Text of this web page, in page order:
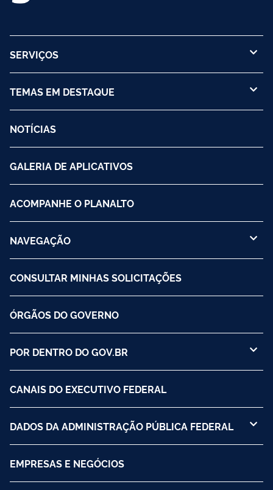
SERVIÇOS
TEMAS EM DESTAQUE
NOTÍCIAS
GALERIA DE APLICATIVOS
ACOMPANHE O PLANALTO
NAVEGAÇÃO
CONSULTAR MINHAS SOLICITAÇÕES
ÓRGÃOS DO GOVERNO
POR DENTRO DO GOV.BR
CANAIS DO EXECUTIVO FEDERAL
DADOS DA ADMINISTRAÇÃO PÚBLICA FEDERAL
EMPRESAS E NEGÓCIOS